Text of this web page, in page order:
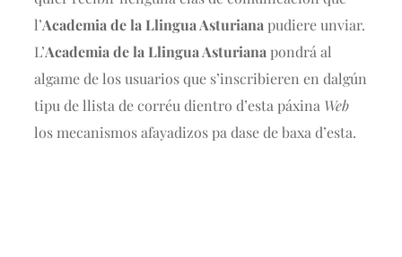
l’Academia de la Llingua Asturiana pudiere unviar.
L’Academia de la Llingua Asturiana pondrá al
algame de los usuarios que s’inscribieren en dalgún
tipu de llista de corréu dientro d’esta páxina Web
los mecanismos afayadizos pa dase de baxa d’esta.